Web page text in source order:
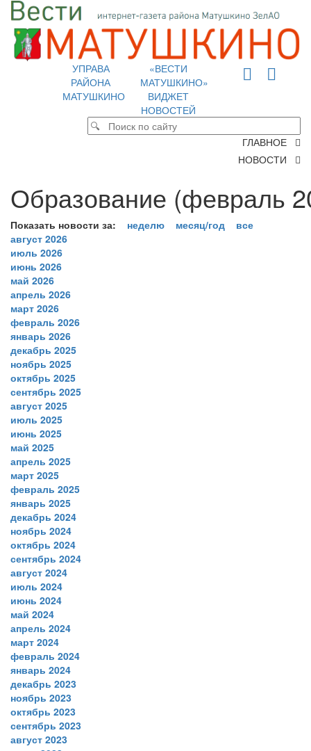
УПРАВА
РАЙОНА
МАТУШКИНО
«ВЕСТИ
МАТУШКИНО»
ВИДЖЕТ
НОВОСТЕЙ
ГЛАВНОЕ
НОВОСТИ
Образование (февраль
Показать новости за: неделю месяц/год
все
август 2026
июль 2026
июнь 2026
май 2026
апрель 2026
март 2026
февраль 2026
январь 2026
декабрь 2025
ноябрь 2025
октябрь 2025
сентябрь 2025
август 2025
июль 2025
июнь 2025
май 2025
апрель 2025
март 2025
февраль 2025
январь 2025
декабрь 2024
ноябрь 2024
октябрь 2024
сентябрь 2024
август 2024
июль 2024
июнь 2024
май 2024
апрель 2024
март 2024
февраль 2024
январь 2024
декабрь 2023
ноябрь 2023
октябрь 2023
сентябрь 2023
август 2023